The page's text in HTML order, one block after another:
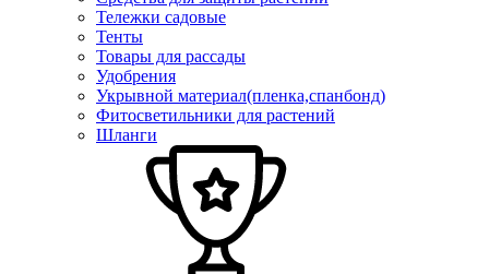
Тележки садовые
Тенты
Товары для рассады
Удобрения
Укрывной материал(пленка,спанбонд)
Фитосветильники для растений
Шланги